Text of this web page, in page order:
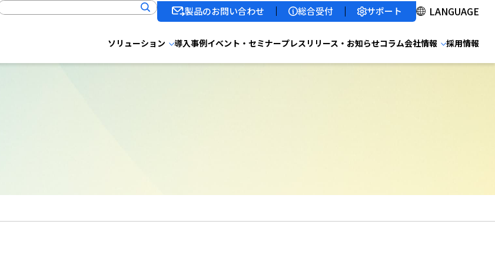
製品のお問い合わせ 総合受付 サポート
ソリューション 導入事例イベント・セミナープレスリリース・お知らせコラム会社情報 採用情報